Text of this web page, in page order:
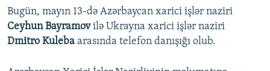
AZADLIQRADIOSU MOBIL TELEFONUNUZDA
BIZIMLƏ ƏLAQƏ
RFE/RL-in bütün saytları
Bugün, mayın 13-də Azərbaycan xarici işlər naziri
Ceyhun Bayramovilə Ukrayna xarici işlər naziri
Dmitro Kuleba arasında telefon danışığı olub.